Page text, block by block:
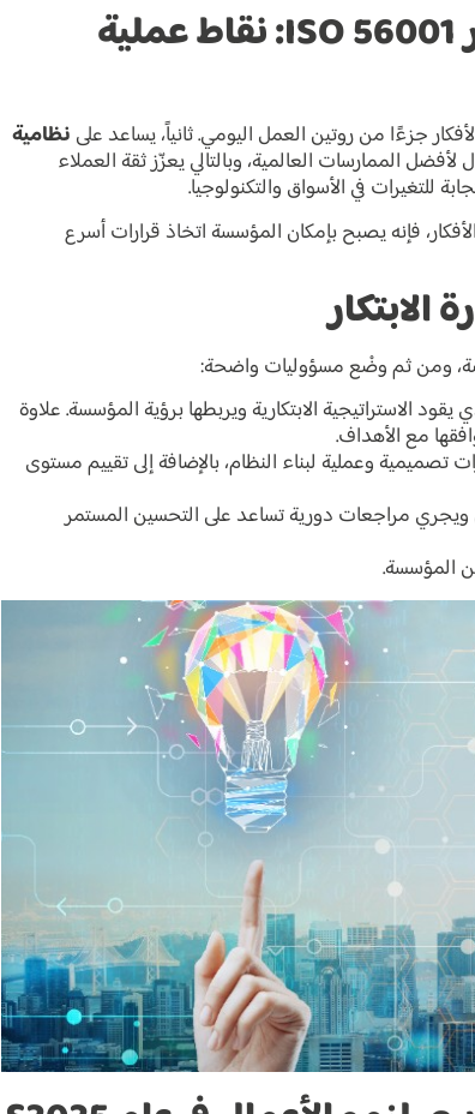
أهمية تطبيق نظام إدارة الابتكار ISO 56001: نقاط عملية
جزءًا من روتين العمل اليومي. ثانياً، يساعد على نظامية
الممارسات العالمية، وبالتالي يعزّز ثقة العملاء
للتغيرات في الأسواق والتكنولوجيا.
فإنه يصبح بإمكان المؤسسة اتخاذ قرارات أسرع
الابتكار
ومن ثم وضْع مسؤوليات واضحة:
الاستراتيجية الابتكارية ويربطها برؤية المؤسسة. علاوة
مع الأهداف.
تصميمية وعملية لبناء النظام، بالإضافة إلى تقييم مستوى
ويجري مراجعات دورية تساعد على التحسين المستمر
المؤسسة.